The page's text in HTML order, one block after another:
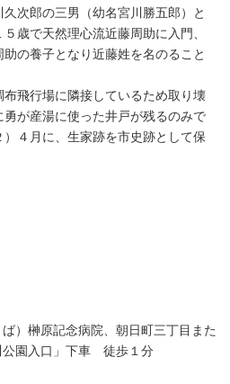
久次郎の三男（幼名宮川勝五郎）と
歳で天然理心流近藤周助に入門、
の養子となり近藤姓を名のること
飛行場に隣接しているため取り壊
が産湯に使った井戸が残るのみで
４月に、生家跡を市史跡として保
）榊原記念病院、朝日町三丁目また
公園入口」下車 徒歩１分